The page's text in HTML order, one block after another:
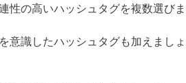
性の高いハッシュタグを複数選びま
意識したハッシュタグも加えましょ